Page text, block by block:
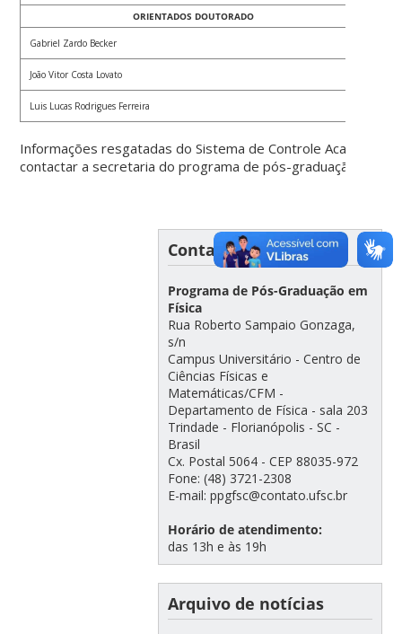
ORIENTADOS DOUTORADO
Gabriel Zardo Becker
João Vitor Costa Lovato
Luis Lucas Rodrigues Ferreira
Informações resgatadas do Sistema de Controle Acadêmico
contactar a secretaria do programa de pós-graduação.
Contato
Programa de Pós-Graduação em
Física
Rua Roberto Sampaio Gonzaga,
s/n
Campus Universitário - Centro de
Ciências Físicas e
Matemáticas/CFM -
Departamento de Física - sala 203
Trindade - Florianópolis - SC -
Brasil
Cx. Postal 5064 - CEP 88035-972
Fone: (48) 3721-2308
E-mail: ppgfsc@contato.ufsc.br
Horário de atendimento:
das 13h e às 19h
Arquivo de notícias